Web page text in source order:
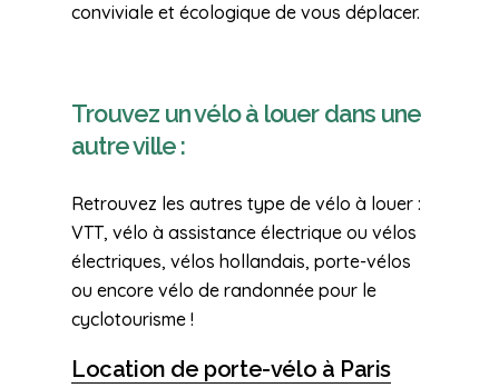
conviviale et écologique de vous déplacer.
Trouvez un vélo à louer dans une
autre ville :
Retrouvez les autres type de vélo à louer :
VTT, vélo à assistance électrique ou vélos
électriques, vélos hollandais, porte-vélos
ou encore vélo de randonnée pour le
cyclotourisme !
Location de porte-vélo à Paris